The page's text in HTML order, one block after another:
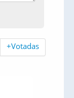
+Votadas